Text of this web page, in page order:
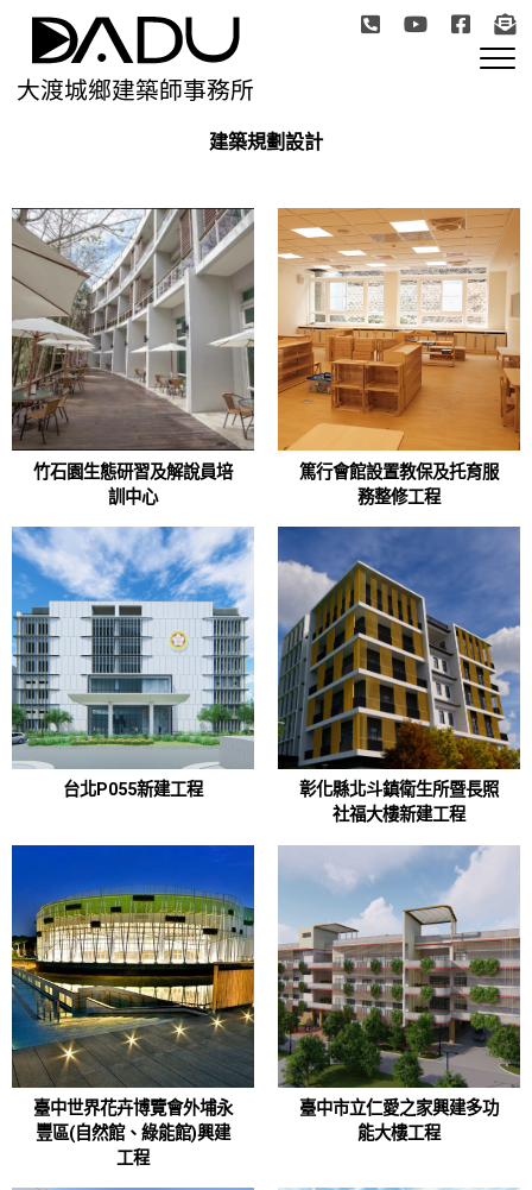
大渡城鄉建築師事務所
建築規劃設計
竹石園生態研習及解說員培
訓中心
篤行會館設置教保及托育服
務整修工程
台北P055新建工程
彰化縣北斗鎮衛生所暨長照
社福大樓新建工程
臺中世界花卉博覽會外埔永
豐區(自然館、綠能館)興建
工程
臺中市立仁愛之家興建多功
能大樓工程